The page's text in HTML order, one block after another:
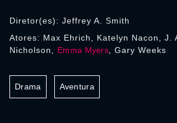
Diretor(es): Jeffrey A. Smith
Atores: Max Ehrich, Katelyn Nacon, J.
Nicholson, Emma Myers , Gary Weeks
Drama Aventura